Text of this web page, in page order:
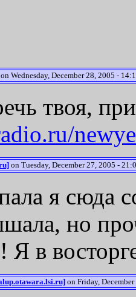
on Wednesday, December 28, 2005 -
твоя,
on Tuesday, December 27, 2005 -
я сюда
но
Я в
on Friday,